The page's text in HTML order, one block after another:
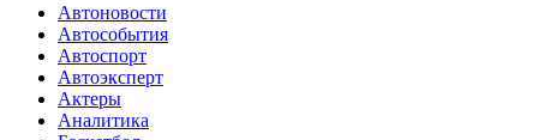
Автоновости
Автособытия
Автоспорт
Автоэксперт
Актеры
Аналитика